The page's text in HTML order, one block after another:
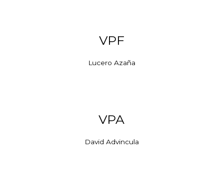
VPF
Lucero Azaña
VPA
David Advincula